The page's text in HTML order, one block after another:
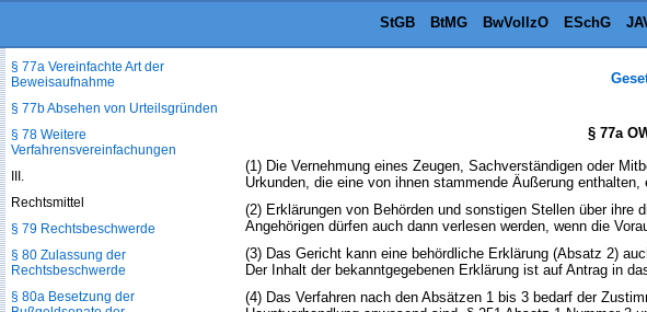
StGB BtMG BwVollzO ESchG
§ 77a
(1) Die Vernehmung eines Zeugen, Sachverständigen oder
Urkunden, die eine von ihnen stammende Äußerung enthalten,
(2) Erklärungen von Behörden und sonstigen Stellen über ihre
Angehörigen dürfen auch dann verlesen werden, wenn die
(3) Das Gericht kann eine behördliche Erklärung (Absatz 2)
Der Inhalt der bekanntgegebenen Erklärung ist auf Antrag in
(4) Das Verfahren nach den Absätzen 1 bis 3 bedarf der
§ 77a Vereinfachte Art der
Beweisaufnahme
§ 77b Absehen von Urteilsgründen
§ 78 Weitere
Verfahrensvereinfachungen
III.
Rechtsmittel
§ 79 Rechtsbeschwerde
§ 80 Zulassung der
Rechtsbeschwerde
§ 80a Besetzung der